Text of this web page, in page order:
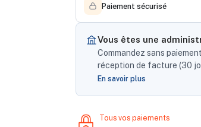
Paiement sécurisé
Vous êtes une
Commandez sans
réception de facture (30
En savoir plus
Tous vos paiements